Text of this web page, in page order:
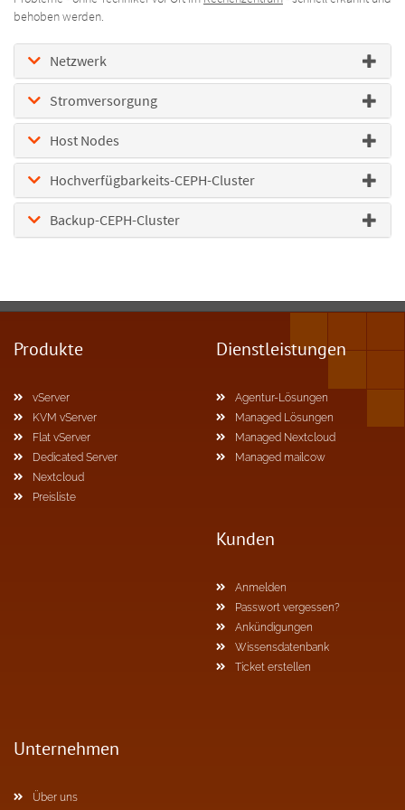
behoben werden.
Netzwerk
Stromversorgung
Host Nodes
Hochverfügbarkeits-CEPH-Cluster
Backup-CEPH-Cluster
Produkte
vServer
KVM vServer
Flat vServer
Dedicated Server
Nextcloud
Preisliste
Dienstleistungen
Agentur-Lösungen
Managed Lösungen
Managed Nextcloud
Managed mailcow
Kunden
Anmelden
Passwort vergessen?
Ankündigungen
Wissensdatenbank
Ticket erstellen
Unternehmen
Über uns